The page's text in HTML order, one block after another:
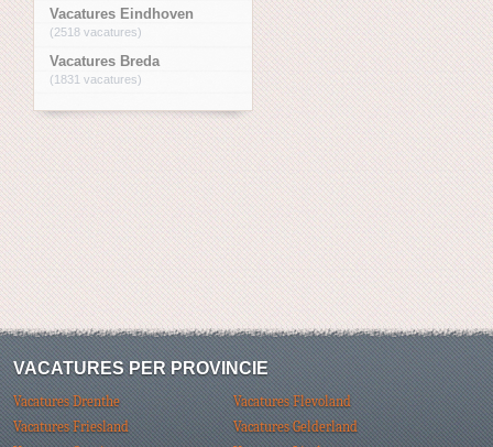
Vacatures Eindhoven
(2518 vacatures)
Vacatures Breda
(1831 vacatures)
VACATURES PER PROVINCIE
Vacatures Drenthe
Vacatures Flevoland
Vacatures Friesland
Vacatures Gelderland